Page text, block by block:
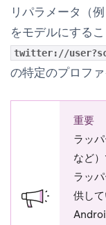
リパラメータ（例
をモデルにする
twitter://
の特定のプロファ
重要
ラッ
など
ラッ
供し